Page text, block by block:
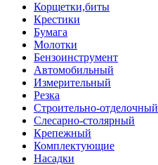
Корщетки,биты
Крестики
Бумага
Молотки
Бензоинструмент
Автомобильный
Измерительный
Резка
Строительно-отделочный
Слесарно-столярный
Крепежный
Комплектующие
Насадки